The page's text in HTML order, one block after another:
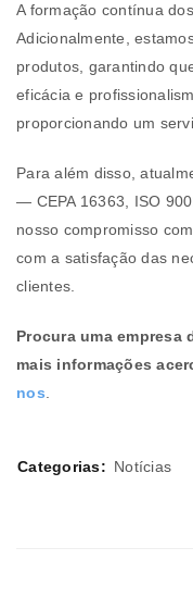
A formação contínua
Adicionalmente,
produtos, garantindo
eficácia e
proporcionando um
Para além disso,
— CEPA 16363, ISO
nosso compromisso
com a satisfação das
clientes.
Procura uma
mais informações
nos.
Categorias: Notícias